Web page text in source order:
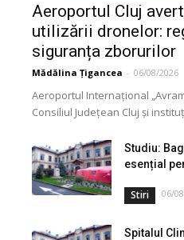
Aeroportul Cluj
utilizării dronelor:
siguranța zborurilor
Mădălina Țigancea - 06/08/2026
Aeroportul Internațional
Consiliul Județean Cluj și
Studiu:
esențial
Stiri 06/
Spitalul